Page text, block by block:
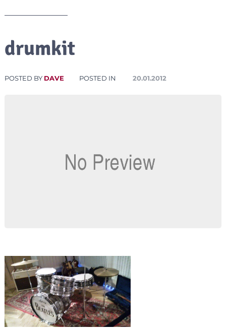
drumkit
POSTED BY DAVE POSTED IN 20.01.2012